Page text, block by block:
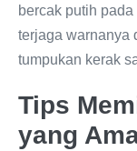
bercak putih
terjaga warnanya
tumpukan kerak
Tips
yang